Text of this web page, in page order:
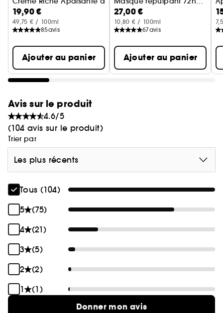
19,90 €
49,75 € / 100ml
85avis
Ajouter au panier
Hydratation brillance
27,00 €
10,80 € / 100ml
67avis
Ajouter au panier
Avis sur le produit
4.6/5
(104 avis sur le produit)
Trier par
Les plus récents
Tous (104)
5
(75)
4
(21)
3
(5)
2
(2)
1
(1)
Donner mon avis